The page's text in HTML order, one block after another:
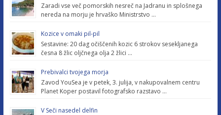
Zaradi vse več pomorskih nesreč na Jadranu in splošnega
nereda na morju je hrvaško Ministrstvo …
Kozice v omaki pil-pil
Sestavine: 20 dag očiščenih kozic 6 strokov sesekljanega
česna 8 žlic oljčnega olja 2 žlici …
Prebivalci tvojega morja
Zavod YouSea je v petek, 3. julija, v nakupovalnem centru
Planet Koper postavil fotografsko razstavo …
V Seči nasedel delfin